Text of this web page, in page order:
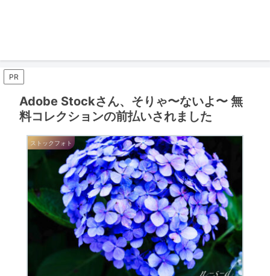
PR
Adobe Stockさん、そりゃ〜ないよ〜 無
料コレクションの前払いされました
ストックフォト